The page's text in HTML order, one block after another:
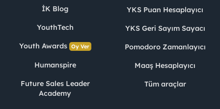
İK Blog
YouthTech
Youth Awards Oy Ver
Humanspire
Future Sales Leader
Academy
YKS Puan Hesaplayıcı
YKS Geri Sayım Sayacı
Pomodoro Zamanlayıcı
Maaş Hesaplayıcı
Tüm araçlar